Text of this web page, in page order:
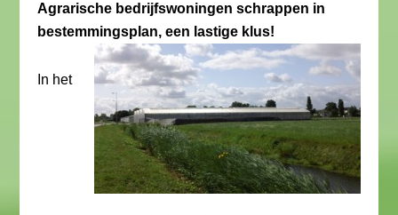
Agrarische bedrijfswoningen schrappen in
bestemmingsplan, een lastige klus!
In het